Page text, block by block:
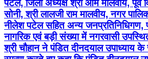
पटेल, जिला अध्यक्ष श्री ओम मालवीय, पूर्व
सोनी, श्री लालजी राम मालवीय, नगर
नीलेश पटेल सहित अन्य जनप्रतिनिधिगण,
नागरिक एवं बड़ी संख्या में नगरवासी
श्री चौहान ने पंडित दीनदयाल उपाध्याय के